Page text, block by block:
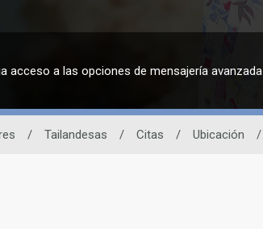
acceso a las opciones de mensajería avanzada
/ Tailandesas / Citas / Ubicación /